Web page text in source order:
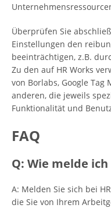
Überprüfen Sie
Einstellungen den
beeinträchtigen, z.B.
Zu den auf HR Works
von Borlabs, Google Tag
anderen, die jeweils
Funktionalität und
FAQ
Q: Wie melde
A: Melden Sie sich bei
die Sie von Ihrem